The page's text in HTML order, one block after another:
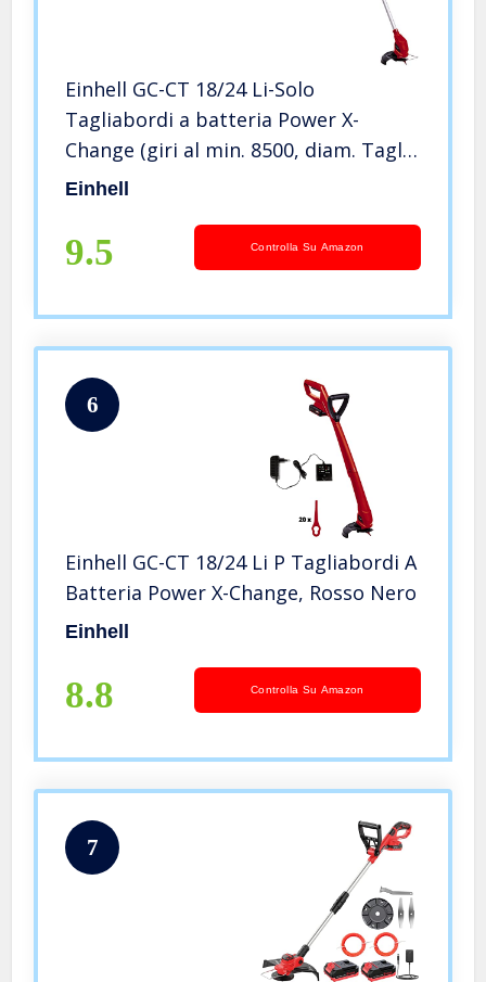
Einhell GC-CT 18/24 Li-Solo
Tagliabordi a batteria Power X-
Change (giri al min. 8500, diam. Taglio
24 cm, incl. 20 coltelli plastica, senza
Einhell
9.5 Controlla Su Amazon
6
Einhell GC-CT 18/24 Li P Tagliabordi A
Batteria Power X-Change, Rosso Nero
Einhell
8.8 Controlla Su Amazon
7